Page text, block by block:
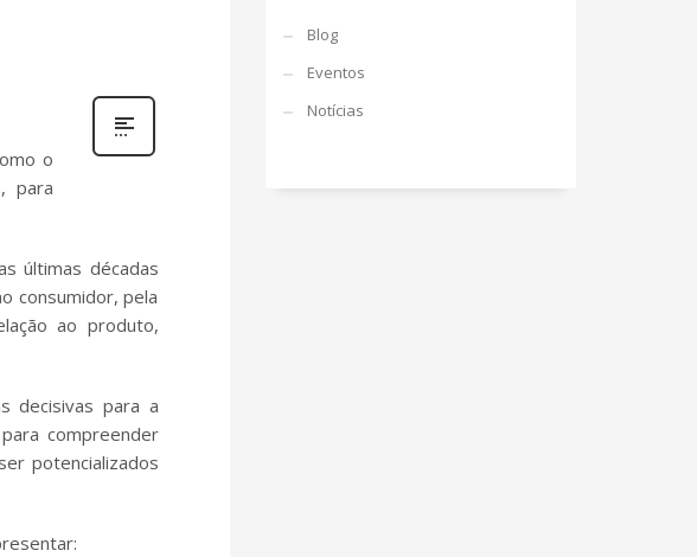
o
para
últimas décadas
consumidor, pela
ao produto,
decisivas para a
compreender
potencializados
Blog
Eventos
Notícias